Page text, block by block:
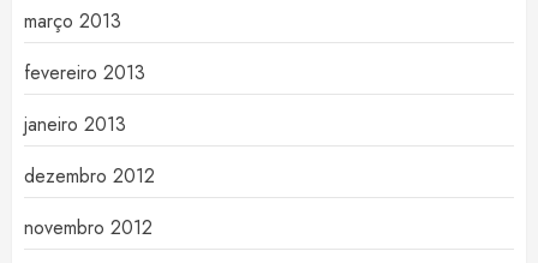
março 2013
fevereiro 2013
janeiro 2013
dezembro 2012
novembro 2012